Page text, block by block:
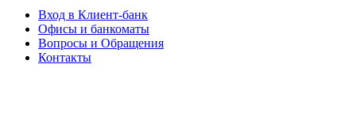
Вход в Клиент-банк
Офисы и банкоматы
Вопросы и Обращения
Контакты